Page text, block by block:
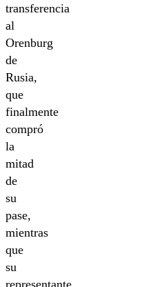
transferencia
al
Orenburg
de
Rusia,
que
finalmente
compró
la
mitad
de
su
pase,
mientras
que
su
representante